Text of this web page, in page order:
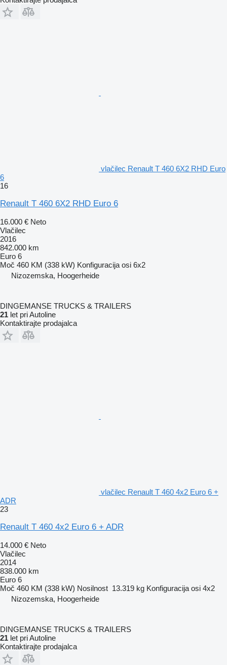
vlačilec Renault T 460 6X2 RHD Euro
6
16
Renault T 460 6X2 RHD Euro 6
16.000 € Neto
Vlačilec
2016
842.000 km
Euro 6
Moč 460 KM (338 kW) Konfiguracija osi 6x2
Nizozemska, Hoogerheide
DINGEMANSE TRUCKS & TRAILERS
21 let pri Autoline
Kontaktirajte prodajalca
vlačilec Renault T 460 4x2 Euro 6 +
ADR
23
Renault T 460 4x2 Euro 6 + ADR
14.000 € Neto
Vlačilec
2014
838.000 km
Euro 6
Moč 460 KM (338 kW) Nosilnost 13.319 kg Konfiguracija osi 4x2
Nizozemska, Hoogerheide
DINGEMANSE TRUCKS & TRAILERS
21 let pri Autoline
Kontaktirajte prodajalca